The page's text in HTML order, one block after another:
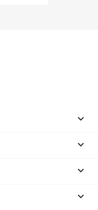



keyboard_arrow_down